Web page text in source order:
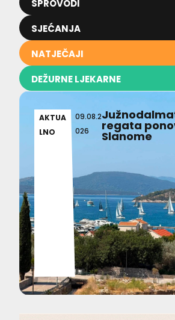
SPROVODI
SJEĆANJA
NATJEČAJI
DEŽURNE LJEKARNE
AKTUA
LNO
09.08.2
026
regata
Slanome